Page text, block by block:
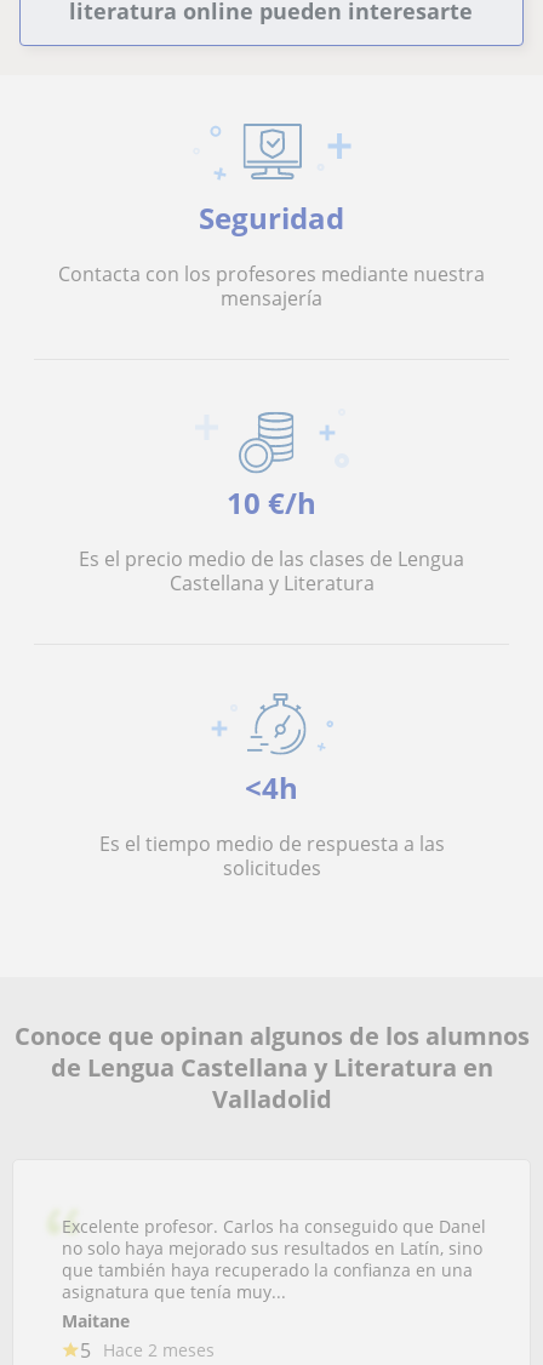
literatura online pueden interesarte
Seguridad
Contacta con los profesores mediante nuestra
mensajería
10 €/h
Es el precio medio de las clases de Lengua
Castellana y Literatura
<4h
Es el tiempo medio de respuesta a las
solicitudes
Conoce que opinan algunos de los alumnos
de Lengua Castellana y Literatura en
Valladolid
Excelente profesor. Carlos ha conseguido que Danel
no solo haya mejorado sus resultados en Latín, sino
que también haya recuperado la confianza en una
asignatura que tenía muy...
Maitane
5 Hace 2 meses